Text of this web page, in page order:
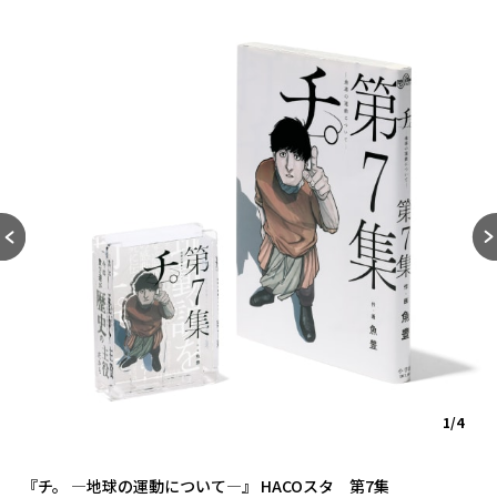
『チ。 ―地球の運動について―』 HACOスタ 第7集
1/4